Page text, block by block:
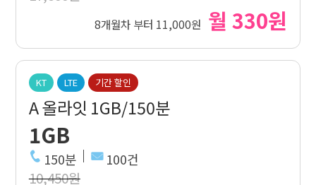
8개월차 부터 11,000원 월 330원
KT LTE 기간 할인
A 올라잇 1GB/150분
1GB
150분 100건
10,450원